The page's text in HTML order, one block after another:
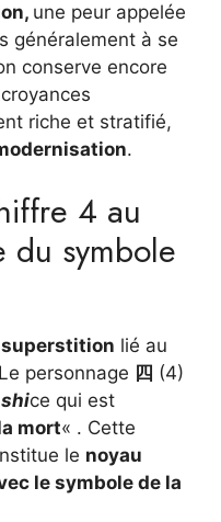
une peur appelée
généralement à se
conserve encore
riche et stratifié,
.
4 au
du symbole
superstition lié au
personnage 四 (4)
shice qui est
mort« . Cette
le noyau
le symbole de la